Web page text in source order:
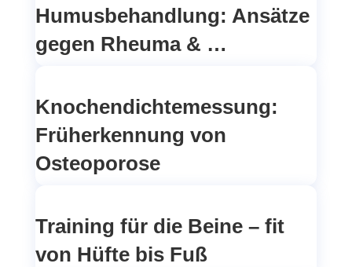
Humusbehandlung: Ansätze
gegen Rheuma & …
Knochendichtemessung:
Früherkennung von
Osteoporose
Training für die Beine – fit
von Hüfte bis Fuß